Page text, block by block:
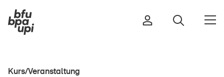
Kurs/Veranstaltung